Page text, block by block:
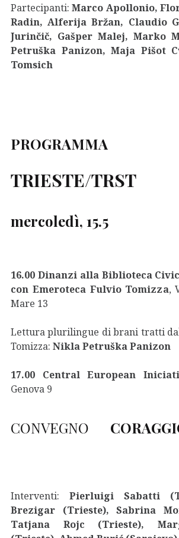
Partecipanti:Marco Apollonio,
Radin, Alferija Bržan, Claudio
Jurinčič, Gašper Malej, Marko
Petruška Panizon, Maja Pišot
Tomsich
PROGRAMMA
TRIESTE/TRST
mercoledì, 15.5
16.00 Dinanzi alla Biblioteca
con Emeroteca Fulvio Tomizza,
Mare 13
Lettura plurilingue di brani tratti
Tomizza: Nikla Petruška Panizon
17.00 Central European
Genova 9
CONVEGNO
Interventi: Pierluigi Sabatti
Brezigar (Trieste), Sabrina
Tatjana Rojc (Trieste),